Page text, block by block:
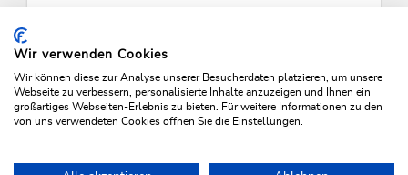
Zahlungsarten
Barzahlung, Vorauszahlung, Überweisung
Zimmer mit Frühstück
Wir verwenden Cookies
Wir können diese zur Analyse unserer Besucherdaten platzieren, um unsere
Webseite zu verbessern, personalisierte Inhalte anzuzeigen und Ihnen ein
großartiges Webseiten-Erlebnis zu bieten. Für weitere Informationen zu den
von uns verwendeten Cookies öffnen Sie die Einstellungen.